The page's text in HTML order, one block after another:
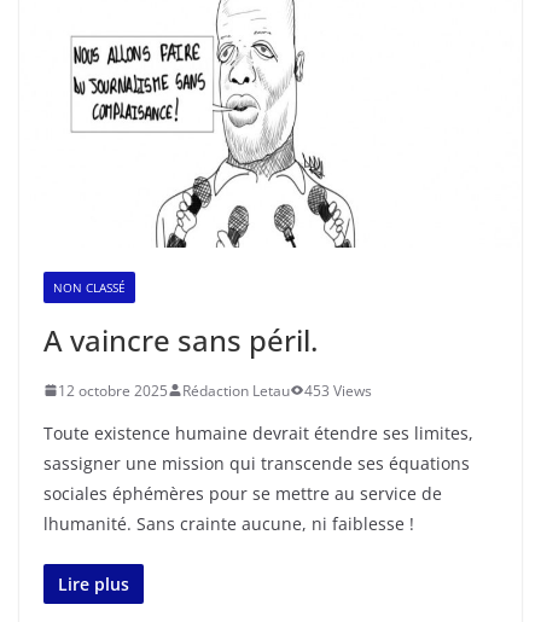
NON CLASSÉ
A vaincre sans péril.
12 octobre 2025 Rédaction Letau 453 Views
Toute existence humaine devrait étendre ses limites,
sassigner une mission qui transcende ses équations
sociales éphémères pour se mettre au service de
lhumanité. Sans crainte aucune, ni faiblesse !
Lire plus